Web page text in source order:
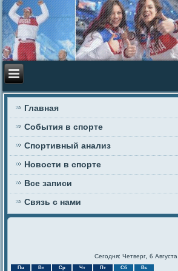
Главная
События в спорте
Спортивный анализ
Новости в спорте
Все записи
Связь с нами
Сегодня: Четверг, 6 Августа
Пн Вт Ср Чт Пт Сб Вс